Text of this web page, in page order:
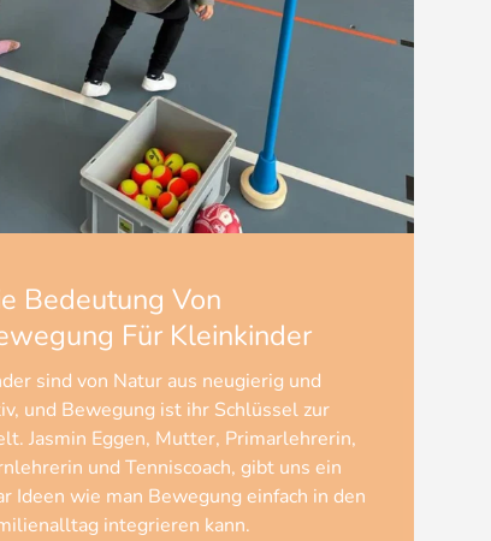
Bedeutung Von
Für Kleinkinder
sind von Natur aus neugierig und
und Bewegung ist ihr Schlüssel zur
Jasmin Eggen, Mutter, Primarlehrerin,
und Tenniscoach, gibt uns ein
Ideen wie man Bewegung einfach in den
integrieren kann.